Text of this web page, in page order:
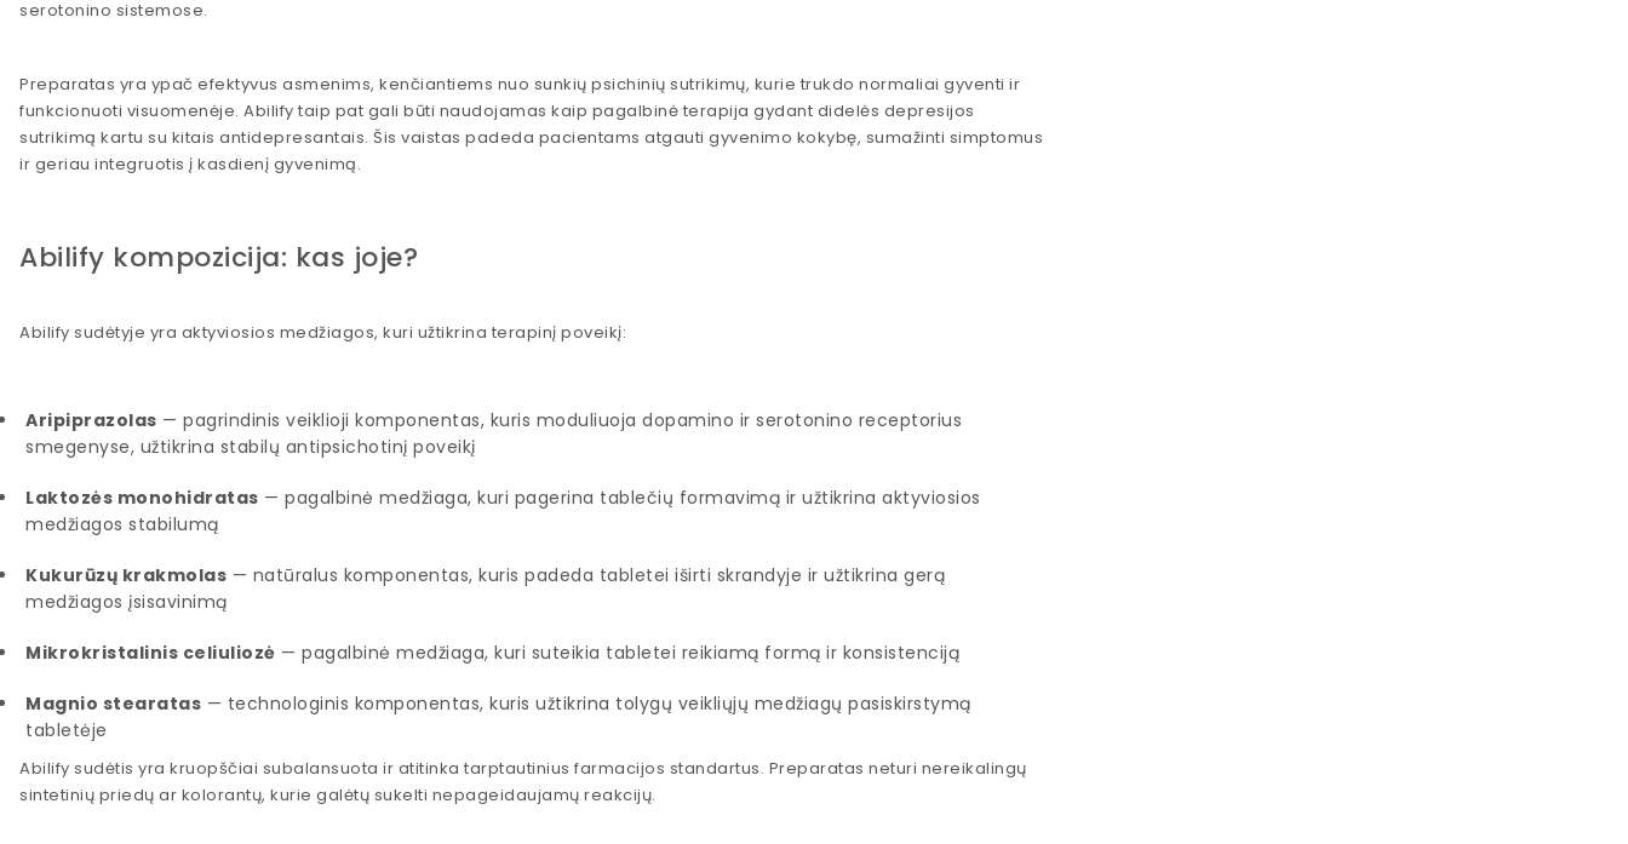
serotonino sistemose.
Preparatas yra ypač efektyvus asmenims, kenčiantiems nuo sunkių psichinių sutrikimų, kurie trukdo normaliai gyventi ir
funkcionuoti visuomenėje. Abilify taip pat gali būti naudojamas kaip pagalbinė terapija gydant didelės depresijos
sutrikimą kartu su kitais antidepresantais. Šis vaistas padeda pacientams atgauti gyvenimo kokybę, sumažinti simptomus
ir geriau integruotis į kasdienį gyvenimą.
Abilify kompozicija: kas joje?
Abilify sudėtyje yra aktyviosios medžiagos, kuri užtikrina terapinį poveikį:
Aripiprazolas — pagrindinis veiklioji komponentas, kuris moduliuoja dopamino ir serotonino receptorius
smegenyse, užtikrina stabilų antipsichotinį poveikį
Laktozės monohidratas — pagalbinė medžiaga, kuri pagerina tablečių formavimą ir užtikrina aktyviosios
medžiagos stabilumą
Kukurūzų krakmolas — natūralus komponentas, kuris padeda tabletei iširti skrandyje ir užtikrina gerą
medžiagos įsisavinimą
Mikrokristalinis celiuliozė — pagalbinė medžiaga, kuri suteikia tabletei reikiamą formą ir konsistenciją
Magnio stearatas — technologinis komponentas, kuris užtikrina tolygų veikliųjų medžiagų pasiskirstymą
tabletėje
Abilify sudėtis yra kruopščiai subalansuota ir atitinka tarptautinius farmacijos standartus. Preparatas neturi nereikalingų
sintetinių priedų ar kolorantų, kurie galėtų sukelti nepageidaujamų reakcijų.